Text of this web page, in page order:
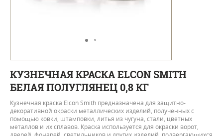
КУЗНЕЧНАЯ КРАСКА ELCON SMITH
БЕЛАЯ ПОЛУГЛЯНЕЦ 0,8 КГ
Кузнечная краска Elcon Smith предназначена для защитно-
декоративной окраски металлических изделий, полученных с
помощью ковки, штамповки, литья из чугуна, стали, цветных
металлов и их сплавов. Краска используется для окраски ворот,
дверей, фонарей, светильников и других изделий, подвергающихся